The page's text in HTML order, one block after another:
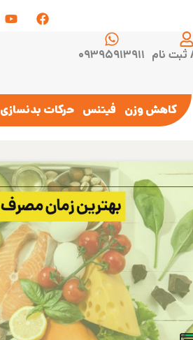
ثبت نام ۰۹۳۹۵۹۱۳۹۱۱
کاهش وزن فیتنس حرکات بدنسازی